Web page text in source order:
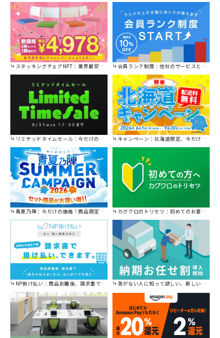
スタッキングチェアNPT：業界最安値に挑戦！ 会員ランク制度：他社のサービスと比較してください。
リミテッドタイムセール：今だけの限定セール。 キャンペーン：北海道限定、今だけ送料無料！
青夏乃陣：今だけの価格！商品限定セール開催中です。 カグクロのトリセツ：初めてのお客様はこちら。
NP掛け払い：商品到着後、請求書で後から払えます。 急がない人に知って欲しい、新しい割引を始めました。